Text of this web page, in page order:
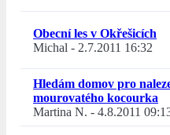
Obecní les v Okřešicích
Michal - 2.7.2011 16:32
Hledám domov pro
mourovatého kocourka
Martina N. - 4.8.2011